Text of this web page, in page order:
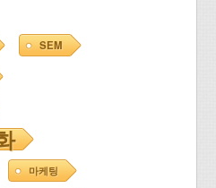
SEM
마케팅